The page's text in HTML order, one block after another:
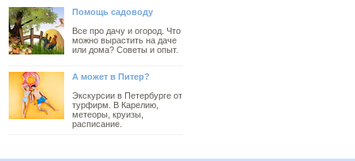
Помощь садоводу
Все про дачу и огород. Что
можно вырастить на даче
или дома? Советы и опыт.
А может в Питер?
Экскурсии в Петербурге от
турфирм. В Карелию,
метеоры, круизы,
расписание.